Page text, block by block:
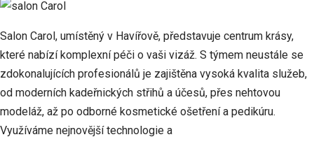
Salon Carol, umístěný v Havířově, představuje centrum krásy,
které nabízí komplexní péči o vaši vizáž. S týmem neustále se
zdokonalujících profesionálů je zajištěna vysoká kvalita služeb,
od moderních kadeřnických střihů a účesů, přes nehtovou
modeláž, až po odborné kosmetické ošetření a pedikúru.
Využíváme nejnovější technologie a